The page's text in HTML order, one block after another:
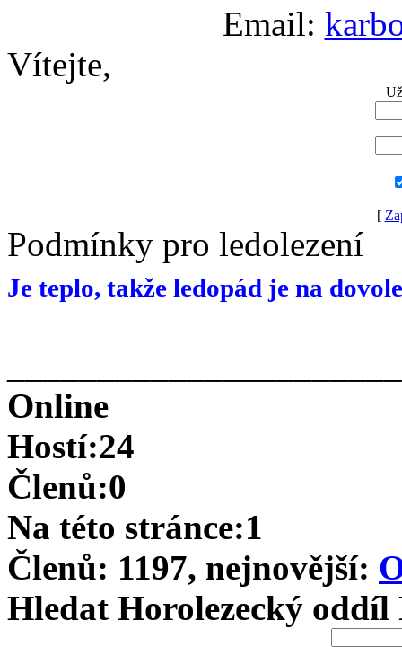
Email:
Vítejte,
[
Podmínky pro ledolezení
Je teplo, takže ledopád je na
Online
Hostí:24
Členů:0
Na této stránce:1
Členů: 1197, nejnovější:
Hledat Horolezecký